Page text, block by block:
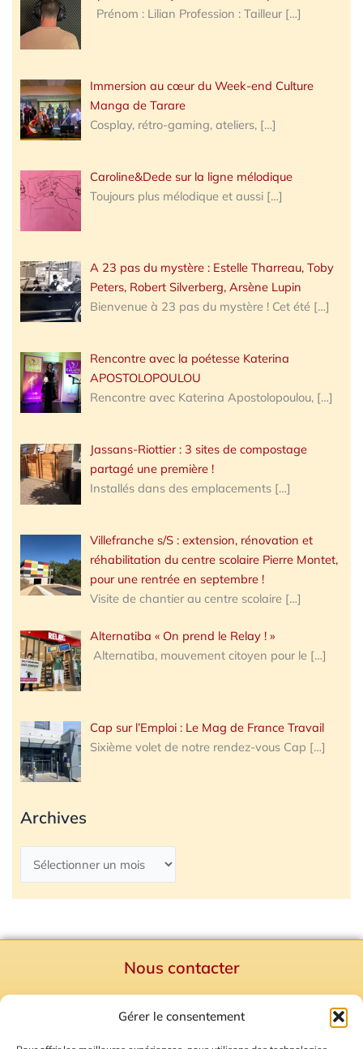
Gérer le consentement
Prénom : Lilian Profession : Tailleur […]
Immersion au cœur du Week-end Culture
Manga de Tarare
Cosplay, rétro-gaming, ateliers, […]
Caroline&Dede sur la ligne mélodique
Toujours plus mélodique et aussi […]
A 23 pas du mystère : Estelle Tharreau, Toby
Peters, Robert Silverberg, Arsène Lupin
Bienvenue à 23 pas du mystère ! Cet été […]
Rencontre avec la poétesse Katerina
APOSTOLOPOULOU
Rencontre avec Katerina Apostolopoulou, […]
Jassans-Riottier : 3 sites de compostage
partagé une première !
Installés dans des emplacements […]
Villefranche s/S : extension, rénovation et
réhabilitation du centre scolaire Pierre Montet,
pour une rentrée en septembre !
Visite de chantier au centre scolaire […]
Alternatiba « On prend le Relay ! »
Alternatiba, mouvement citoyen pour le […]
Cap sur l’Emploi : Le Mag de France Travail
Sixième volet de notre rendez-vous Cap […]
Archives
Nous contacter
Mentions Légales
Plan du site